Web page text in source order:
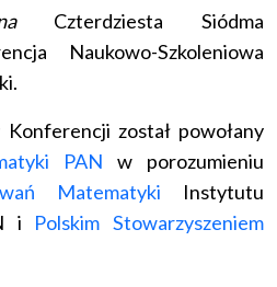
Czterdziesta Siódma
Naukowo-Szkoleniowa
został powołany
PAN w porozumieniu
Matematyki Instytutu
i Polskim Stowarzyszeniem